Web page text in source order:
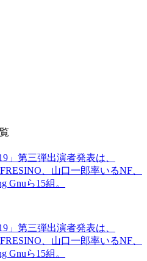
」第三弾出演者発表は、
、山口一郎率いるNF、
Gnuら15組。
」第三弾出演者発表は、
、山口一郎率いるNF、
Gnuら15組。